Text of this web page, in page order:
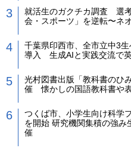
就活生のガクチカ調査 選
会・スポーツ」を逆転〜ネ
千葉県印西市、全市立中3
導入 生成AIと実践交流で
光村図書出版「教科書のひ
催 懐かしの国語教科書や
つくば市、小学生向け科学
を開始 研究機関集積の強み
催